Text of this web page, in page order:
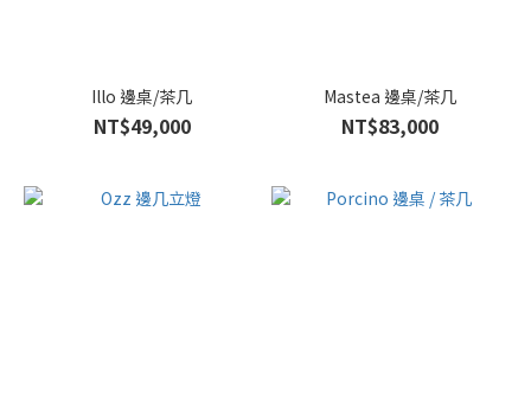
Illo 邊桌/茶几
NT$49,000
Mastea 邊桌/茶几
NT$83,000